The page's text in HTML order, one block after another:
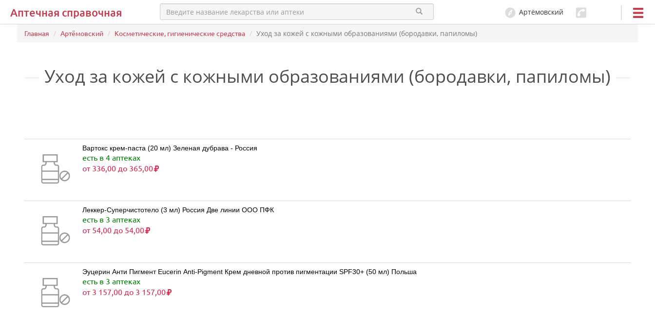
Аптечная справочная Артёмовский
Главная Артёмовский Косметические, гигиенические средства Уход за кожей с кожными образованиями (бородавки, папиломы)
Уход за кожей с кожными образованиями (бородавки, папиломы)
Вартокс крем-паста (20 мл) Зеленая дубрава - Россия
есть в 4 аптеках
от 336,00 до 365,00
Леккер-Суперчистотело (3 мл) Россия Две линии ООО ПФК
есть в 3 аптеках
от 54,00 до 54,00
Эуцерин Анти Пигмент Eucerin Anti-Pigment Крем дневной против пигментации SPF30+ (50 мл) Польша
есть в 3 аптеках
от 3 157,00 до 3 157,00